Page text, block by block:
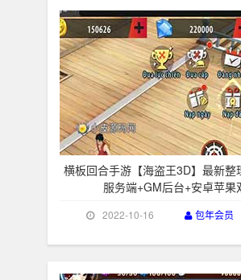
横板回合手游【海盗王3D】最新整
服务端+GM后台+安卓苹果
2022-10-16 包年会员